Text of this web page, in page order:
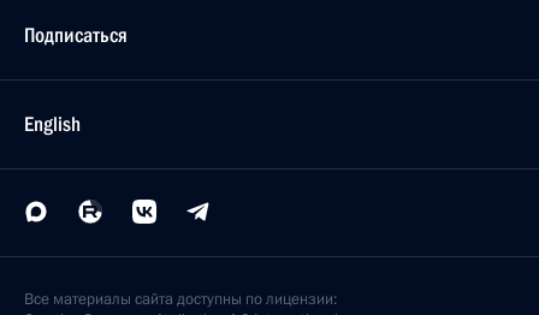
Подписаться
English
Все материалы сайта доступны по лицензии: